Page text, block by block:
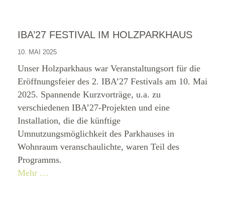
IBA’27 FESTIVAL IM HOLZPARKHAUS
10. MAI 2025
Unser Holzparkhaus war Veranstaltungsort für die
Eröffnungsfeier des 2. IBA’27 Festivals am 10. Mai
2025. Spannende Kurzvorträge, u.a. zu
verschiedenen IBA’27-Projekten und eine
Installation, die die künftige
Umnutzungsmöglichkeit des Parkhauses in
Wohnraum veranschaulichte, waren Teil des
Programms.
Mehr …